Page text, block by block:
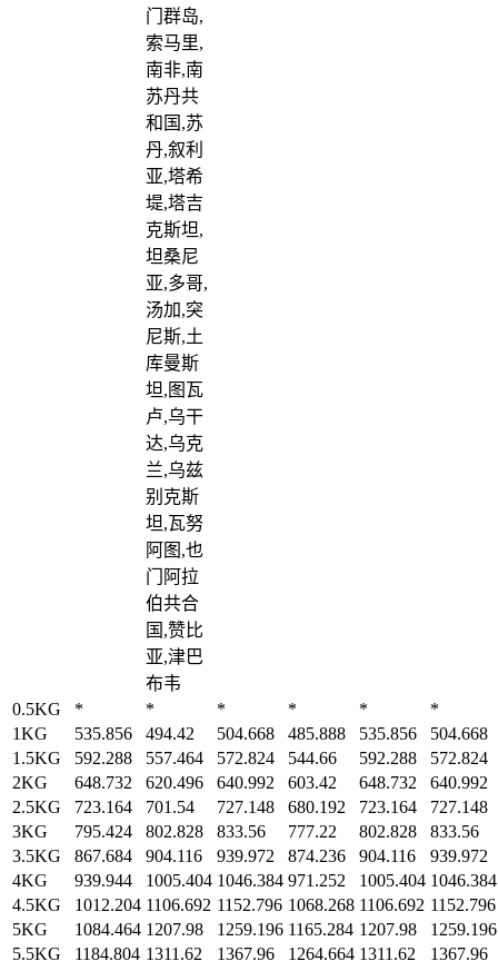
门群岛,
索马里,
南非,南
苏丹共
和国,苏
丹,叙利
亚,塔希
堤,塔吉
克斯坦,
坦桑尼
亚,多哥,
汤加,突
尼斯,土
库曼斯
坦,图瓦
卢,乌干
达,乌克
兰,乌兹
别克斯
坦,瓦努
阿图,也
门阿拉
伯共合
国,赞比
亚,津巴
布韦
0.5KG * * * * *
*
1KG
535.856 494.42 504.668 485.888 535.856
504.668
1.5KG
592.288 557.464 572.824 544.66 592.288
572.824
2KG
648.732 620.496 640.992 603.42 648.732
640.992
2.5KG
723.164 701.54 727.148 680.192 723.164
727.148
3KG
795.424 802.828 833.56 777.22 802.828
833.56
3.5KG
867.684 904.116 939.972 874.236 904.116
939.972
4KG
939.944 1005.404 1046.384 971.252 1005.404 1046.384
4.5KG
1012.204 1106.692 1152.796 1068.268 1106.692 1152.796
5KG
1084.464 1207.98 1259.196 1165.284 1207.98
1259.196
5.5KG
1184.804 1311.62 1367.96 1264.664 1311.62
1367.96